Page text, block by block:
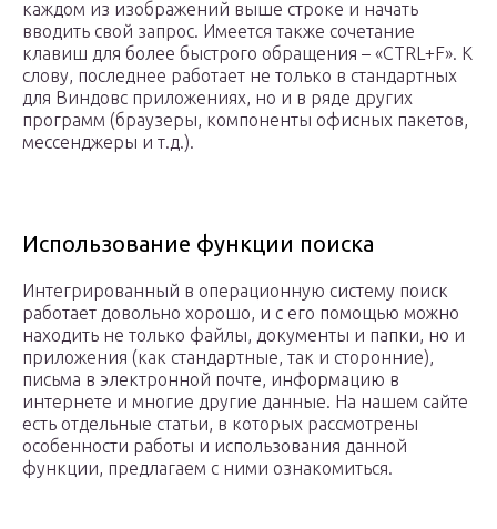
каждом из изображений выше строке и начать
вводить свой запрос. Имеется также сочетание
клавиш для более быстрого обращения – «CTRL+F». К
слову, последнее работает не только в стандартных
для Виндовс приложениях, но и в ряде других
программ (браузеры, компоненты офисных пакетов,
мессенджеры и т.д.).
Использование функции поиска
Интегрированный в операционную систему поиск
работает довольно хорошо, и с его помощью можно
находить не только файлы, документы и папки, но и
приложения (как стандартные, так и сторонние),
письма в электронной почте, информацию в
интернете и многие другие данные. На нашем сайте
есть отдельные статьи, в которых рассмотрены
особенности работы и использования данной
функции, предлагаем с ними ознакомиться.